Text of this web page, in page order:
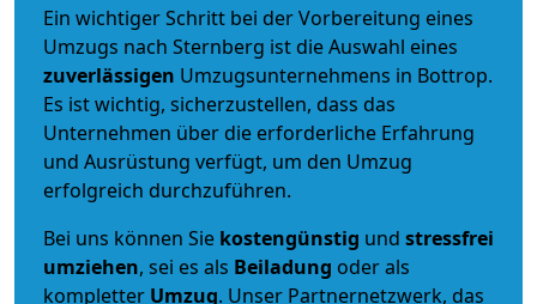
Ein wichtiger Schritt bei der Vorbereitung eines
Umzugs nach Sternberg ist die Auswahl eines
zuverlässigen Umzugsunternehmens in Bottrop.
Es ist wichtig, sicherzustellen, dass das
Unternehmen über die erforderliche Erfahrung
und Ausrüstung verfügt, um den Umzug
erfolgreich durchzuführen.
Bei uns können Sie kostengünstig und stressfrei
umziehen, sei es als Beiladung oder als
kompletter Umzug. Unser Partnernetzwerk, das